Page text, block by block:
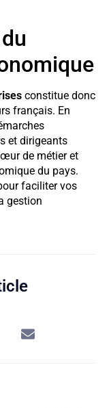
constitue donc
français. En
et dirigeants
de métier et
du pays.
faciliter vos
gestion